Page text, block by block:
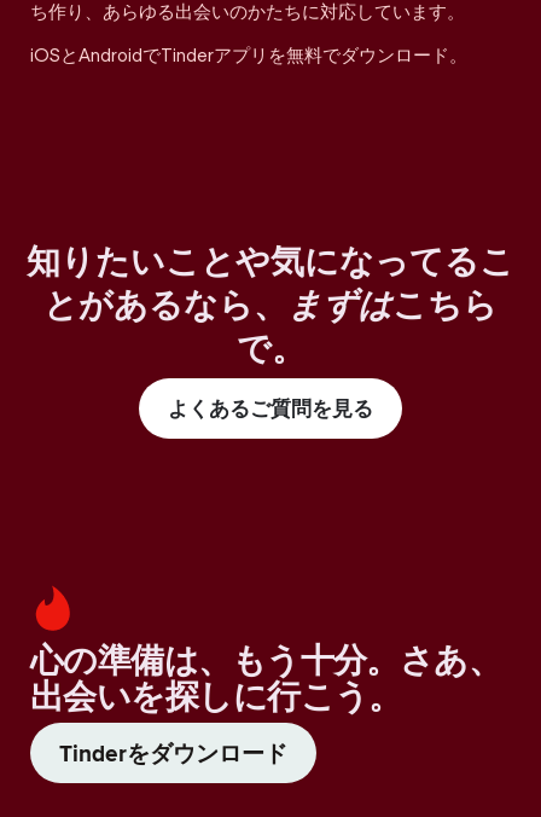
ち作り、あらゆる出会いのかたちに対応しています。
iOSとAndroidでTinderアプリを無料でダウンロード。
知りたいことや気になってるこ
とがあるなら、
まずはこちら
で。
よくあるご質問を見る
心の準備は、もう十分。さあ、
出会いを探しに行こう。
Tinderをダウンロード